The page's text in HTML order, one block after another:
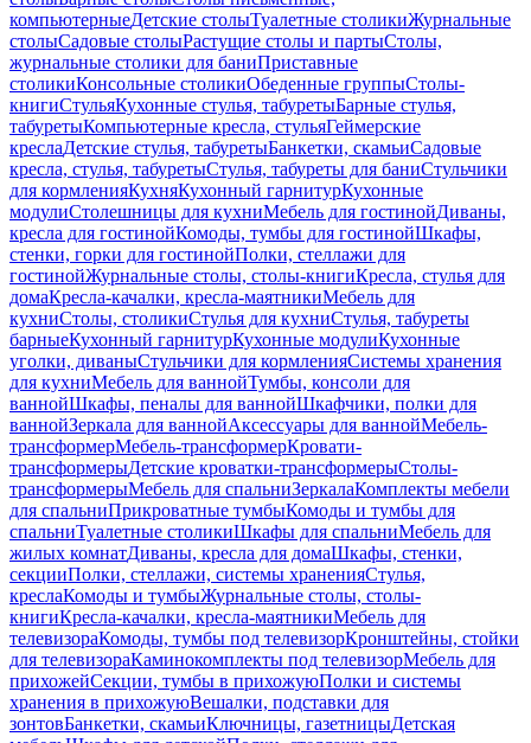
компьютерныеДетские столыТуалетные столикиЖурнальные
столыСадовые столыРастущие столы и партыСтолы,
журнальные столики для баниПриставные
столикиКонсольные столикиОбеденные группыСтолы-
книгиСтульяКухонные стулья, табуретыБарные стулья,
табуретыКомпьютерные кресла, стульяГеймерские
креслаДетские стулья, табуретыБанкетки, скамьиСадовые
кресла, стулья, табуретыСтулья, табуреты для баниСтульчики
для кормленияКухняКухонный гарнитурКухонные
модулиСтолешницы для кухниМебель для гостинойДиваны,
кресла для гостинойКомоды, тумбы для гостинойШкафы,
стенки, горки для гостинойПолки, стеллажи для
гостинойЖурнальные столы, столы-книгиКресла, стулья для
домаКресла-качалки, кресла-маятникиМебель для
кухниСтолы, столикиСтулья для кухниСтулья, табуреты
барныеКухонный гарнитурКухонные модулиКухонные
уголки, диваныСтульчики для кормленияСистемы хранения
для кухниМебель для ваннойТумбы, консоли для
ваннойШкафы, пеналы для ваннойШкафчики, полки для
ваннойЗеркала для ваннойАксессуары для ваннойМебель-
трансформерМебель-трансформерКровати-
трансформерыДетские кроватки-трансформерыСтолы-
трансформерыМебель для спальниЗеркалаКомплекты мебели
для спальниПрикроватные тумбыКомоды и тумбы для
спальниТуалетные столикиШкафы для спальниМебель для
жилых комнатДиваны, кресла для домаШкафы, стенки,
секцииПолки, стеллажи, системы храненияСтулья,
креслаКомоды и тумбыЖурнальные столы, столы-
книгиКресла-качалки, кресла-маятникиМебель для
телевизораКомоды, тумбы под телевизорКронштейны, стойки
для телевизораКаминокомплекты под телевизорМебель для
прихожейСекции, тумбы в прихожуюПолки и системы
хранения в прихожуюВешалки, подставки для
зонтовБанкетки, скамьиКлючницы, газетницыДетская